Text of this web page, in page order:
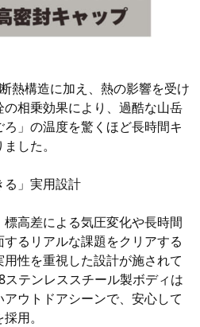
熱構造に加え、熱の影響を受け
相乗効果により、過酷な山岳
」の温度を驚くほど長時間キ
した。
る」実用設計
標高差による気圧変化や長時間
るリアルな課題をクリアする
性を重視した設計が施されて
テンレススチール製ボディは
ウトドアシーンで、安心して
用。